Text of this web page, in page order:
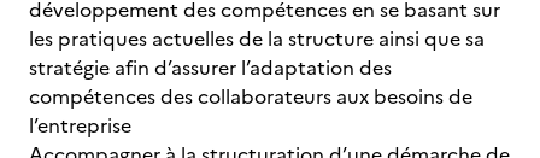
développement des compétences en se basant sur
les pratiques actuelles de la structure ainsi que sa
stratégie afin d’assurer l’adaptation des
compétences des collaborateurs aux besoins de
l’entreprise